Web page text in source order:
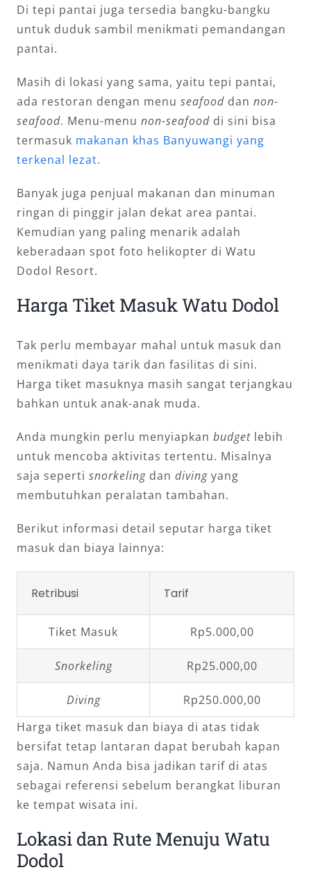
Di tepi pantai juga tersedia bangku-bangku
untuk duduk sambil menikmati pemandangan
pantai.
Masih di lokasi yang sama, yaitu tepi pantai,
ada restoran dengan menu seafood dan non-
seafood. Menu-menu non-seafood di sini bisa
termasuk makanan khas Banyuwangi yang
terkenal lezat.
Banyak juga penjual makanan dan minuman
ringan di pinggir jalan dekat area pantai.
Kemudian yang paling menarik adalah
keberadaan spot foto helikopter di Watu
Dodol Resort.
Harga Tiket Masuk Watu Dodol
Tak perlu membayar mahal untuk masuk dan
menikmati daya tarik dan fasilitas di sini.
Harga tiket masuknya masih sangat terjangkau
bahkan untuk anak-anak muda.
Anda mungkin perlu menyiapkan budget lebih
untuk mencoba aktivitas tertentu. Misalnya
saja seperti snorkeling dan diving yang
membutuhkan peralatan tambahan.
Berikut informasi detail seputar harga tiket
masuk dan biaya lainnya:
Retribusi Tarif
Tiket Masuk Rp5.000,00
Snorkeling Rp25.000,00
Diving
Rp250.000,00
Harga tiket masuk dan biaya di atas tidak
bersifat tetap lantaran dapat berubah kapan
saja. Namun Anda bisa jadikan tarif di atas
sebagai referensi sebelum berangkat liburan
ke tempat wisata ini.
Lokasi dan Rute Menuju Watu
Dodol